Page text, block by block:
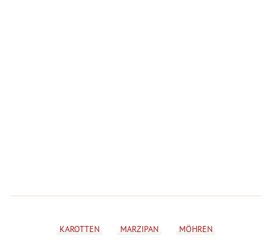
KAROTTEN MARZIPAN MÖHREN